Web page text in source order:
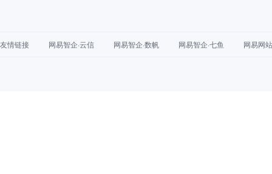
友情链接 网易智企·云信 网易智企·数帆 网易智企·七鱼 网易网